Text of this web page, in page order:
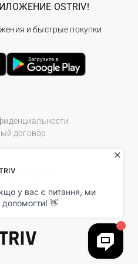
договор
All Rights Reserved.
OSTRIV!
и быстрые покупки